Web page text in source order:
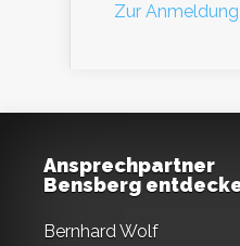
Zur Anmeldung
Ansprechpartner
Bensberg
Bernhard Wolf